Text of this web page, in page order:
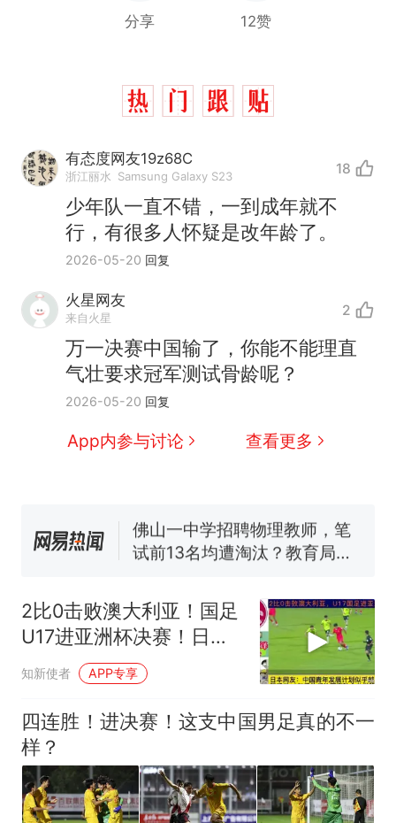
分享 12赞
有态度网友19z68C
浙江丽水 Samsung Galaxy S23 18
少年队一直不错，一到成年就不
行，有很多人怀疑是改年龄了。
2026-05-20 回复
火星网友
来自火星 2
万一决赛中国输了，你能不能理直
气壮要求冠军测试骨龄呢？
2026-05-20 回复
App内参与讨论 查看更多
热 那个在床头放菜刀的女孩，
因老师一句“跟我回家”改写了
人生
新
搬家报价570元，搬到楼下
交5060元才肯搬上楼！女子傻
眼了……
十多万人报名的考试，成绩全
佛山一中学招聘物理教师，笔
试前13名均遭淘汰？教育局：
核查
搜，网友：天塌了！
热 那个在床头放菜刀的女孩，
因老师一句“跟我回家”改写了
人生
2比0击败澳大利亚！国足
U17进亚洲杯决赛！日本
网友：我感觉
知新使者 APP专享
四连胜！进决赛！这支中国男足真的不一
样？